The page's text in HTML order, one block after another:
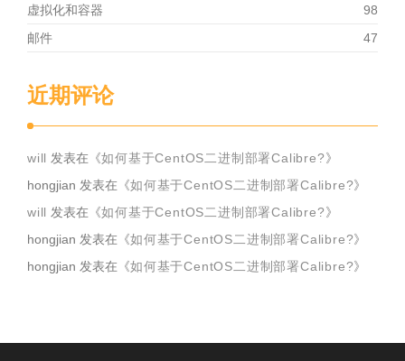
虚拟化和容器
98
邮件
47
近期评论
will 发表在《如何基于CentOS二进制部署Calibre?》
hongjian 发表在《如何基于CentOS二进制部署Calibre?》
will 发表在《如何基于CentOS二进制部署Calibre?》
hongjian 发表在《如何基于CentOS二进制部署Calibre?》
hongjian 发表在《如何基于CentOS二进制部署Calibre?》